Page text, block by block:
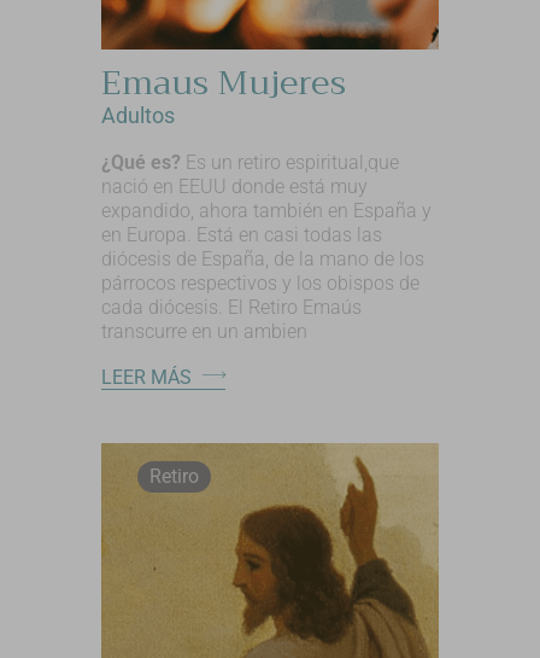
Emaus Mujeres
Adultos
¿Qué es? Es un retiro espiritual,que
nació en EEUU donde está muy
expandido, ahora también en España y
en Europa. Está en casi todas las
diócesis de España, de la mano de los
párrocos respectivos y los obispos de
cada diócesis. El Retiro Emaús
transcurre en un ambien
LEER MÁS
Retiro